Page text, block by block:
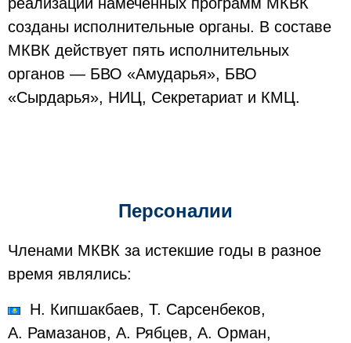
созданы исполнительные органы. В составе
МКВК действует пять исполнительных
органов — БВО «Амударья», БВО
«Сырдарья», НИЦ, Секретариат и КМЦ.
Персоналии
Членами МКВК за истекшие годы в разное
время являлись:
Н. Кипшакбаев, Т. Сарсенбеков,
А. Рамазанов, А. Рябцев, А. Орман,